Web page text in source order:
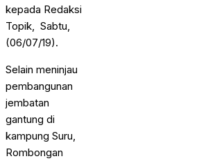
kepada Redaksi
Topik, Sabtu,
(06/07/19).
Selain meninjau
pembangunan
jembatan
gantung di
kampung Suru,
Rombongan